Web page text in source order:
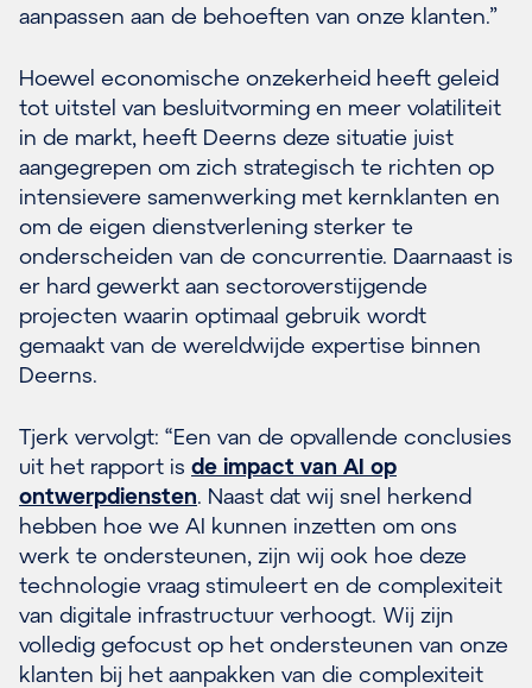
aanpassen aan de behoeften van onze klanten.”
Hoewel economische onzekerheid heeft geleid
tot uitstel van besluitvorming en meer volatiliteit
in de markt, heeft Deerns deze situatie juist
aangegrepen om zich strategisch te richten op
intensievere samenwerking met kernklanten en
om de eigen dienstverlening sterker te
onderscheiden van de concurrentie. Daarnaast is
er hard gewerkt aan sectoroverstijgende
projecten waarin optimaal gebruik wordt
gemaakt van de wereldwijde expertise binnen
Deerns.
Tjerk vervolgt: “Een van de opvallende conclusies
uit het rapport is de impact van AI op
ontwerpdiensten. Naast dat wij snel herkend
hebben hoe we AI kunnen inzetten om ons
werk te ondersteunen, zijn wij ook hoe deze
technologie vraag stimuleert en de complexiteit
van digitale infrastructuur verhoogt. Wij zijn
volledig gefocust op het ondersteunen van onze
klanten bij het aanpakken van die complexiteit